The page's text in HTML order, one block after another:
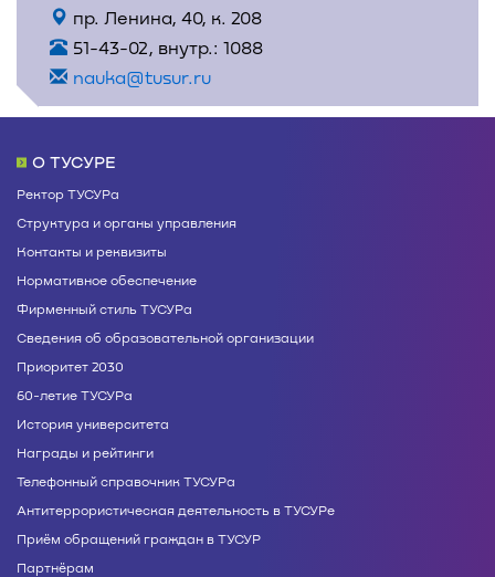
пр. Ленина, 40, к. 208
51-43-02, внутр.: 1088
nauka@tusur.ru
О ТУСУРЕ
Ректор ТУСУРа
Структура и органы управления
Контакты и реквизиты
Нормативное обеспечение
Фирменный стиль ТУСУРа
Сведения об образовательной организации
Приоритет 2030
60-летие ТУСУРа
История университета
Награды и рейтинги
Телефонный справочник ТУСУРа
Антитеррористическая деятельность в ТУСУРе
Приём обращений граждан в ТУСУР
Партнёрам